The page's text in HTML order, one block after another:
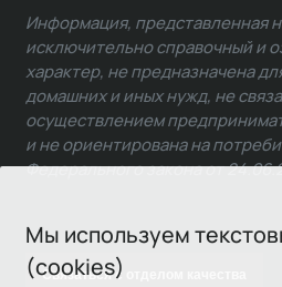
Мы используем
(cookies)
Связаться с отделом качества
Информация, представленная
исключительно справочный и
характер, не предназначена
домашних и иных нужд, не
осуществлением
и не ориентирована на
Федерального закона от